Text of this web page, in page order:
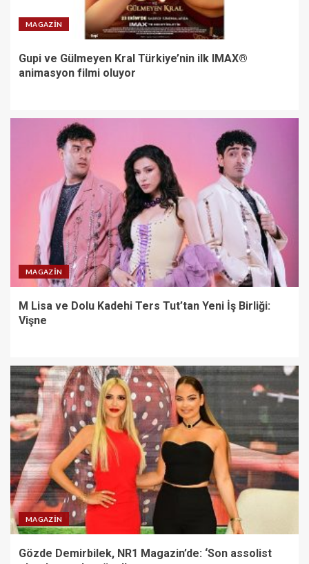
MAGAZIN
Gupi ve Gülmeyen Kral Türkiye’nin ilk IMAX®
animasyon filmi oluyor
MAGAZIN
M Lisa ve Dolu Kadehi Ters Tut’tan Yeni İş Birliği:
Vişne
MAGAZIN
Gözde Demirbilek, NR1 Magazin’de: ‘Son assolist